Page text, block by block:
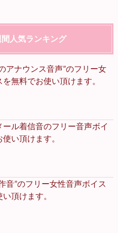
人気ランキング
アナウンス音声”のフリー女
無料でお使い頂けます。
ル着信音のフリー音声ボイ
い頂けます。
音”のフリー女性音声ボイス
頂けます。